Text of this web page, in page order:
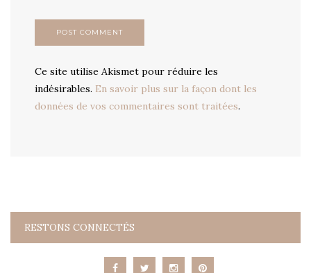
Ce site utilise Akismet pour réduire les
indésirables. En savoir plus sur la façon dont les
données de vos commentaires sont traitées.
RESTONS CONNECTÉS